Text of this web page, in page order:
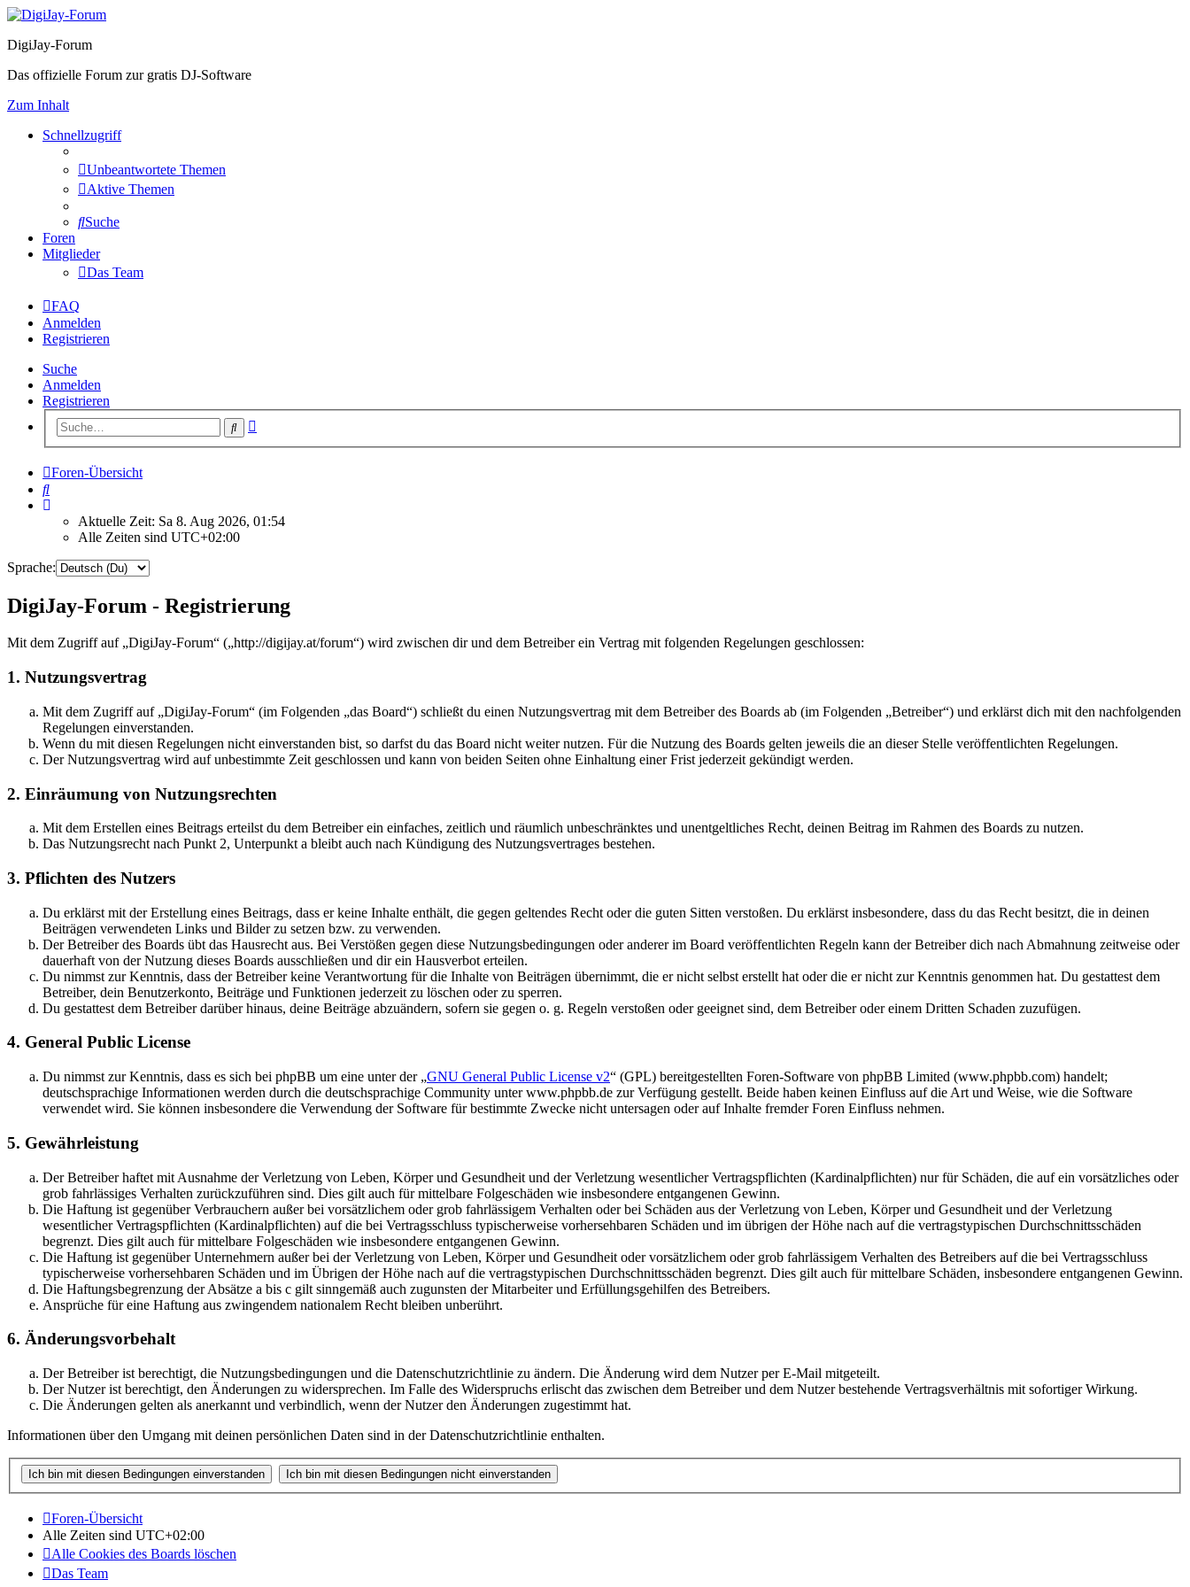
DigiJay-Forum
Das offizielle Forum zur gratis DJ-Software
Zum Inhalt
Schnellzugriff
Unbeantwortete Themen
Aktive Themen
Suche
Foren
Mitglieder
Das Team
FAQ
Anmelden
Registrieren
Suche
Anmelden
Registrieren
Suche
Foren-Übersicht
Suche
Aktuelle Zeit: Sa 8. Aug 2026, 01:54
Alle Zeiten sind UTC+02:00
Sprache:
DigiJay-Forum - Registrierung
Mit dem Zugriff auf „DigiJay-Forum“ („http://digijay.at/forum“) wird zwischen dir und dem Betreiber ein Vertrag mit folgenden Regelungen geschlossen:
1. Nutzungsvertrag
Mit dem Zugriff auf „DigiJay-Forum“ (im Folgenden „das Board“) schließt du einen Nutzungsvertrag mit dem Betreiber des Boards ab (im Folgenden „Betreiber“) und erklärst dich mit den nachfolgenden
Regelungen einverstanden.
Wenn du mit diesen Regelungen nicht einverstanden bist, so darfst du das Board nicht weiter nutzen. Für die Nutzung des Boards gelten jeweils die an dieser Stelle veröffentlichten Regelungen.
Der Nutzungsvertrag wird auf unbestimmte Zeit geschlossen und kann von beiden Seiten ohne Einhaltung einer Frist jederzeit gekündigt werden.
2. Einräumung von Nutzungsrechten
Mit dem Erstellen eines Beitrags erteilst du dem Betreiber ein einfaches, zeitlich und räumlich unbeschränktes und unentgeltliches Recht, deinen Beitrag im Rahmen des Boards zu nutzen.
Das Nutzungsrecht nach Punkt 2, Unterpunkt a bleibt auch nach Kündigung des Nutzungsvertrages bestehen.
3. Pflichten des Nutzers
Du erklärst mit der Erstellung eines Beitrags, dass er keine Inhalte enthält, die gegen geltendes Recht oder die guten Sitten verstoßen. Du erklärst insbesondere, dass du das Recht besitzt, die in deinen
Beiträgen verwendeten Links und Bilder zu setzen bzw. zu verwenden.
Der Betreiber des Boards übt das Hausrecht aus. Bei Verstößen gegen diese Nutzungsbedingungen oder anderer im Board veröffentlichten Regeln kann der Betreiber dich nach Abmahnung zeitweise oder
dauerhaft von der Nutzung dieses Boards ausschließen und dir ein Hausverbot erteilen.
Du nimmst zur Kenntnis, dass der Betreiber keine Verantwortung für die Inhalte von Beiträgen übernimmt, die er nicht selbst erstellt hat oder die er nicht zur Kenntnis genommen hat. Du gestattest dem
Betreiber, dein Benutzerkonto, Beiträge und Funktionen jederzeit zu löschen oder zu sperren.
Du gestattest dem Betreiber darüber hinaus, deine Beiträge abzuändern, sofern sie gegen o. g. Regeln verstoßen oder geeignet sind, dem Betreiber oder einem Dritten Schaden zuzufügen.
4. General Public License
Du nimmst zur Kenntnis, dass es sich bei phpBB um eine unter der „GNU General Public License v2“ (GPL) bereitgestellten Foren-Software von phpBB Limited (www.phpbb.com) handelt;
deutschsprachige Informationen werden durch die deutschsprachige Community unter www.phpbb.de zur Verfügung gestellt. Beide haben keinen Einfluss auf die Art und Weise, wie die Software
verwendet wird. Sie können insbesondere die Verwendung der Software für bestimmte Zwecke nicht untersagen oder auf Inhalte fremder Foren Einfluss nehmen.
5. Gewährleistung
Der Betreiber haftet mit Ausnahme der Verletzung von Leben, Körper und Gesundheit und der Verletzung wesentlicher Vertragspflichten (Kardinalpflichten) nur für Schäden, die auf ein vorsätzliches oder
grob fahrlässiges Verhalten zurückzuführen sind. Dies gilt auch für mittelbare Folgeschäden wie insbesondere entgangenen Gewinn.
Die Haftung ist gegenüber Verbrauchern außer bei vorsätzlichem oder grob fahrlässigem Verhalten oder bei Schäden aus der Verletzung von Leben, Körper und Gesundheit und der Verletzung
wesentlicher Vertragspflichten (Kardinalpflichten) auf die bei Vertragsschluss typischerweise vorhersehbaren Schäden und im übrigen der Höhe nach auf die vertragstypischen Durchschnittsschäden
begrenzt. Dies gilt auch für mittelbare Folgeschäden wie insbesondere entgangenen Gewinn.
Die Haftung ist gegenüber Unternehmern außer bei der Verletzung von Leben, Körper und Gesundheit oder vorsätzlichem oder grob fahrlässigem Verhalten des Betreibers auf die bei Vertragsschluss
typischerweise vorhersehbaren Schäden und im Übrigen der Höhe nach auf die vertragstypischen Durchschnittsschäden begrenzt. Dies gilt auch für mittelbare Schäden, insbesondere entgangenen Gewinn.
Die Haftungsbegrenzung der Absätze a bis c gilt sinngemäß auch zugunsten der Mitarbeiter und Erfüllungsgehilfen des Betreibers.
Ansprüche für eine Haftung aus zwingendem nationalem Recht bleiben unberührt.
6. Änderungsvorbehalt
Der Betreiber ist berechtigt, die Nutzungsbedingungen und die Datenschutzrichtlinie zu ändern. Die Änderung wird dem Nutzer per E-Mail mitgeteilt.
Der Nutzer ist berechtigt, den Änderungen zu widersprechen. Im Falle des Widerspruchs erlischt das zwischen dem Betreiber und dem Nutzer bestehende Vertragsverhältnis mit sofortiger Wirkung.
Die Änderungen gelten als anerkannt und verbindlich, wenn der Nutzer den Änderungen zugestimmt hat.
Informationen über den Umgang mit deinen persönlichen Daten sind in der Datenschutzrichtlinie enthalten.
Foren-Übersicht
Alle Zeiten sind UTC+02:00
Alle Cookies des Boards löschen
Das Team